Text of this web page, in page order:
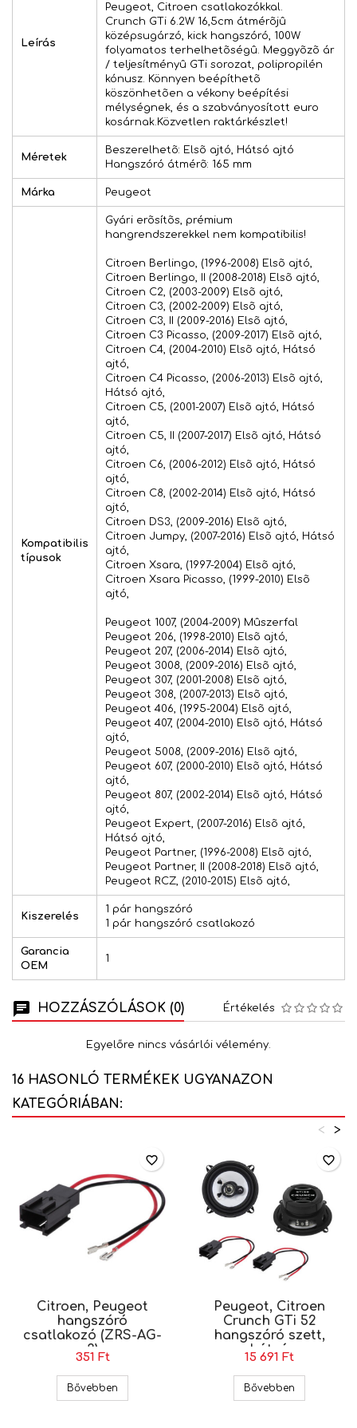
Leírás
Peugeot, Citroen csatlakozókkal.
Crunch GTi 6.2W 16,5cm átmérõjû
középsugárzó, kick hangszóró, 100W
folyamatos terhelhetõségû. Meggyõzõ ár
/ teljesítményû GTi sorozat, polipropilén
kónusz. Könnyen beépíthetõ
köszönhetõen a vékony beépítési
mélységnek, és a szabványosított euro
kosárnak.Közvetlen raktárkészlet!
Méretek
Beszerelhetõ: Elsõ ajtó, Hátsó ajtó
Hangszóró átmérõ: 165 mm
Márka Peugeot
Kompatibilis
típusok
Gyári erõsítõs, prémium
hangrendszerekkel nem kompatibilis!
Citroen Berlingo, (1996-2008) Elsõ ajtó,
Citroen Berlingo, II (2008-2018) Elsõ ajtó,
Citroen C2, (2003-2009) Elsõ ajtó,
Citroen C3, (2002-2009) Elsõ ajtó,
Citroen C3, II (2009-2016) Elsõ ajtó,
Citroen C3 Picasso, (2009-2017) Elsõ ajtó,
Citroen C4, (2004-2010) Elsõ ajtó, Hátsó
ajtó,
Citroen C4 Picasso, (2006-2013) Elsõ ajtó,
Hátsó ajtó,
Citroen C5, (2001-2007) Elsõ ajtó, Hátsó
ajtó,
Citroen C5, II (2007-2017) Elsõ ajtó, Hátsó
ajtó,
Citroen C6, (2006-2012) Elsõ ajtó, Hátsó
ajtó,
Citroen C8, (2002-2014) Elsõ ajtó, Hátsó
ajtó,
Citroen DS3, (2009-2016) Elsõ ajtó,
Citroen Jumpy, (2007-2016) Elsõ ajtó, Hátsó
ajtó,
Citroen Xsara, (1997-2004) Elsõ ajtó,
Citroen Xsara Picasso, (1999-2010) Elsõ
ajtó,
Peugeot 1007, (2004-2009) Mûszerfal
Peugeot 206, (1998-2010) Elsõ ajtó,
Peugeot 207, (2006-2014) Elsõ ajtó,
Peugeot 3008, (2009-2016) Elsõ ajtó,
Peugeot 307, (2001-2008) Elsõ ajtó,
Peugeot 308, (2007-2013) Elsõ ajtó,
Peugeot 406, (1995-2004) Elsõ ajtó,
Peugeot 407, (2004-2010) Elsõ ajtó, Hátsó
ajtó,
Peugeot 5008, (2009-2016) Elsõ ajtó,
Peugeot 607, (2000-2010) Elsõ ajtó, Hátsó
ajtó,
Peugeot 807, (2002-2014) Elsõ ajtó, Hátsó
ajtó,
Peugeot Expert, (2007-2016) Elsõ ajtó,
Hátsó ajtó,
Peugeot Partner, (1996-2008) Elsõ ajtó,
Peugeot Partner, II (2008-2018) Elsõ ajtó,
Peugeot RCZ, (2010-2015) Elsõ ajtó,
Kiszerelés
1 pár hangszóró
1 pár hangszóró csatlakozó
Garancia
OEM
1
HOZZÁSZÓLÁSOK (0) Értékelés
Egyelőre nincs vásárlói vélemény.
16 HASONLÓ TERMÉKEK UGYANAZON
KATEGÓRIÁBAN:
>
<
Citroen, Peugeot
hangszóró
csatlakozó (ZRS-AG-
3)
351 Ft
Bővebben Citroen, Peugeot hangszóró csatlakozó (ZRS-
favorite_border
Peugeot, Citroen
Crunch GTi 52
hangszóró szett,
hátsó
15 691 Ft
Bővebben
favorite_border